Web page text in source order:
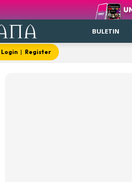
BULETIN
Login | Register